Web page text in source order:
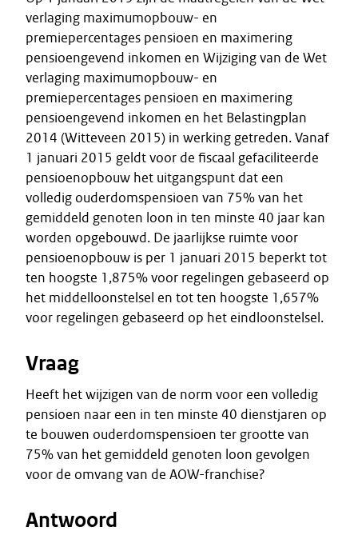
verlaging maximumopbouw- en
premiepercentages pensioen en maximering
pensioengevend inkomen en Wijziging van de Wet
verlaging maximumopbouw- en
premiepercentages pensioen en maximering
pensioengevend inkomen en het Belastingplan
2014 (Witteveen 2015) in werking getreden. Vanaf
1 januari 2015 geldt voor de fiscaal gefaciliteerde
pensioenopbouw het uitgangspunt dat een
volledig ouderdomspensioen van 75% van het
gemiddeld genoten loon in ten minste 40 jaar kan
worden opgebouwd. De jaarlijkse ruimte voor
pensioenopbouw is per 1 januari 2015 beperkt tot
ten hoogste 1,875% voor regelingen gebaseerd op
het middelloonstelsel en tot ten hoogste 1,657%
voor regelingen gebaseerd op het eindloonstelsel.
Vraag
Heeft het wijzigen van de norm voor een volledig
pensioen naar een in ten minste 40 dienstjaren op
te bouwen ouderdomspensioen ter grootte van
75% van het gemiddeld genoten loon gevolgen
voor de omvang van de AOW-franchise?
Antwoord